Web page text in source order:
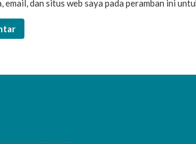
email, dan situs web saya pada peramban ini